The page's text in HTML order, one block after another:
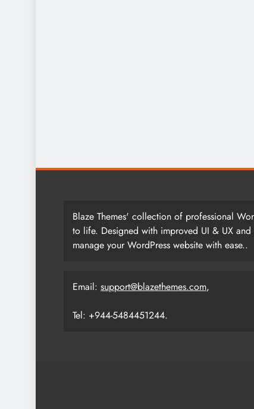
Blaze Themes' collection of professional
to life. Designed with improved UI & UX
manage your WordPress website with ease..
Email: support@blazethemes.com,
Tel: +944-5484451244.